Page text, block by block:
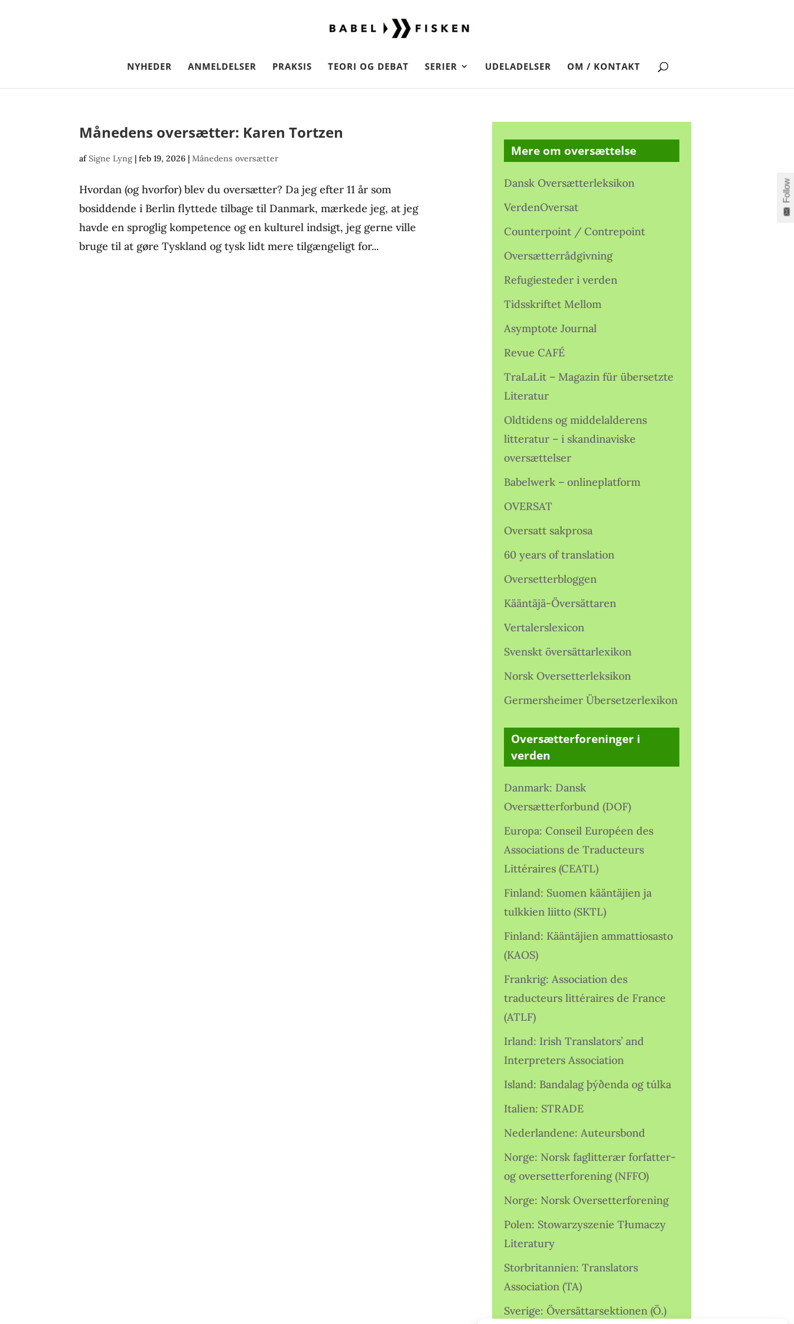
NYHEDER ANMELDELSER PRAKSIS TEORI OG DEBAT SERIER UDELADELSER OM / KONTAKT
Månedens oversætter: Karen Tortzen
afSigne Lyng |feb 19, 2026 |Månedens oversætter
Hvordan (og hvorfor) blev du oversætter? Da jeg efter 11 år som
bosiddende i Berlin flyttede tilbage til Danmark, mærkede jeg, at jeg
havde en sproglig kompetence og en kulturel indsigt, jeg gerne ville
bruge til at gøre Tyskland og tysk lidt mere tilgængeligt for...
Mere om oversættelse
Dansk Oversætterleksikon
VerdenOversat
Counterpoint / Contrepoint
Oversætterrådgivning
Refugiesteder i verden
Tidsskriftet Mellom
Asymptote Journal
Revue CAFÉ
TraLaLit – Magazin für übersetzte
Literatur
Oldtidens og middelalderens
litteratur – i skandinaviske
oversættelser
Babelwerk – onlineplatform
OVERSAT
Oversatt sakprosa
60 years of translation
Oversetterbloggen
Kääntäjä-Översättaren
Vertalerslexicon
Svenskt översättarlexikon
Norsk Oversetterleksikon
Germersheimer Übersetzerlexikon
Oversætterforeninger i
verden
Danmark: Dansk
Oversætterforbund (DOF)
Europa: Conseil Européen des
Associations de Traducteurs
Littéraires (CEATL)
Finland: Suomen kääntäjien ja
tulkkien liitto (SKTL)
Finland: Kääntäjien ammattiosasto
(KAOS)
Frankrig: Association des
traducteurs littéraires de France
(ATLF)
Irland: Irish Translators’ and
Interpreters Association
Island: Bandalag þýðenda og túlka
Italien: STRADE
Nederlandene: Auteursbond
Norge: Norsk faglitterær forfatter-
og oversetterforening (NFFO)
Norge: Norsk Oversetterforening
Polen: Stowarzyszenie Tłumaczy
Literatury
Storbritannien: Translators
Association (TA)
Sverige: Översättarsektionen (Ö.)
Follow